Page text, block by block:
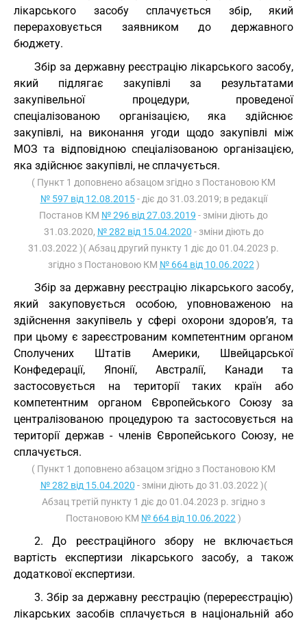
лікарського засобу сплачується збір, який
перераховується заявником до державного
бюджету.
Збір за державну реєстрацію лікарського засобу,
який підлягає закупівлі за результатами
закупівельної процедури, проведеної
спеціалізованою організацією, яка здійснює
закупівлі, на виконання угоди щодо закупівлі між
МОЗ та відповідною спеціалізованою організацією,
яка здійснює закупівлі, не сплачується.
( Пункт 1 доповнено абзацом згідно з Постановою КМ
№ 597 від 12.08.2015- діє до 31.03.2019; в редакції
Постанов КМ № 296 від 27.03.2019 - зміни діють до
31.03.2020, № 282 від 15.04.2020 - зміни діють до
31.03.2022 )( Абзац другий пункту 1 діє до 01.04.2023 р.
згідно з Постановою КМ № 664 від 10.06.2022 )
Збір за державну реєстрацію лікарського засобу,
який закуповується особою, уповноваженою на
здійснення закупівель у сфері охорони здоров’я, та
при цьому є зареєстрованим компетентним органом
Сполучених Штатів Америки, Швейцарської
Конфедерації, Японії, Австралії, Канади та
застосовується на території таких країн або
компетентним органом Європейського Союзу за
централізованою процедурою та застосовується на
території держав - членів Європейського Союзу, не
сплачується.
( Пункт 1 доповнено абзацом згідно з Постановою КМ
№ 282 від 15.04.2020 - зміни діють до 31.03.2022 )(
Абзац третій пункту 1 діє до 01.04.2023 р. згідно з
Постановою КМ № 664 від 10.06.2022 )
2. До реєстраційного збору не включається
вартість експертизи лікарського засобу, а також
додаткової експертизи.
3. Збір за державну реєстрацію (перереєстрацію)
лікарських засобів сплачується в національній або